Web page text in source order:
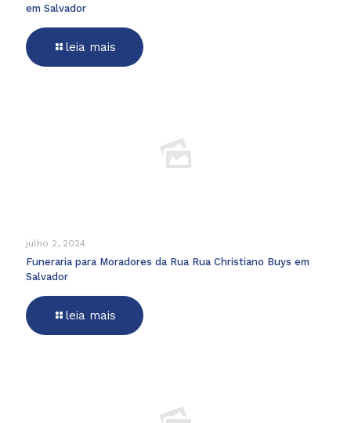
em Salvador
leia mais
julho 2, 2024
Funeraria para Moradores da Rua Rua Christiano Buys em
Salvador
leia mais